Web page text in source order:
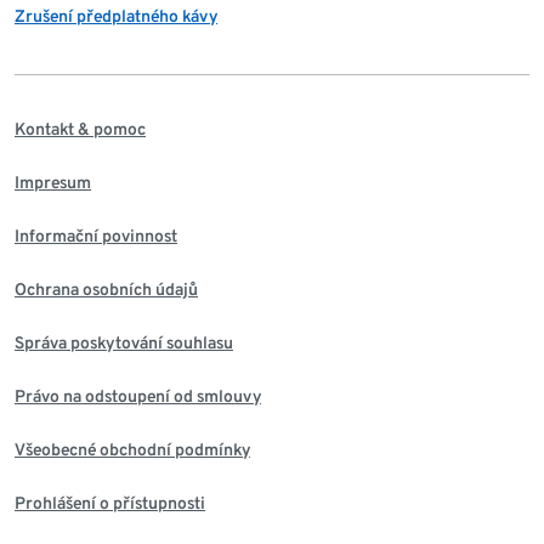
Zrušení předplatného kávy
Kontakt & pomoc
Impresum
Informační povinnost
Ochrana osobních údajů
Správa poskytování souhlasu
Právo na odstoupení od smlouvy
Všeobecné obchodní podmínky
Prohlášení o přístupnosti